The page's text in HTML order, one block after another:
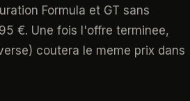
Formula et GT sans
€. Une fois l'offre terminee,
coutera le meme prix dans